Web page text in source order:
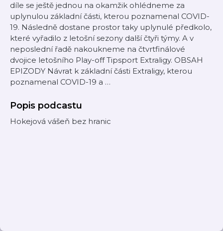
díle se ještě jednou na okamžik ohlédneme za
uplynulou základní části, kterou poznamenal COVID-
19. Následně dostane prostor taky uplynulé předkolo,
které vyřadilo z letošní sezony další čtyři týmy. A v
neposlední řadě nakoukneme na čtvrtfinálové
dvojice letošního Play-off Tipsport Extraligy. OBSAH
EPIZODY Návrat k základní části Extraligy, kterou
poznamenal COVID-19 a …
Popis podcastu
Hokejová vášeň bez hranic